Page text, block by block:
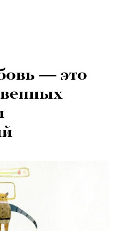
— это